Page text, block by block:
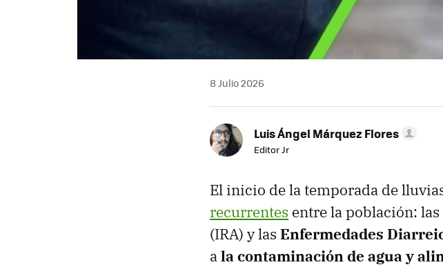
8 Julio 2026
Luis Ángel Márquez Flores
Editor Jr
El inicio de la temporada de
recurrentes entre la población: las
(IRA) y las Enfermedades
ala contaminación de agua y